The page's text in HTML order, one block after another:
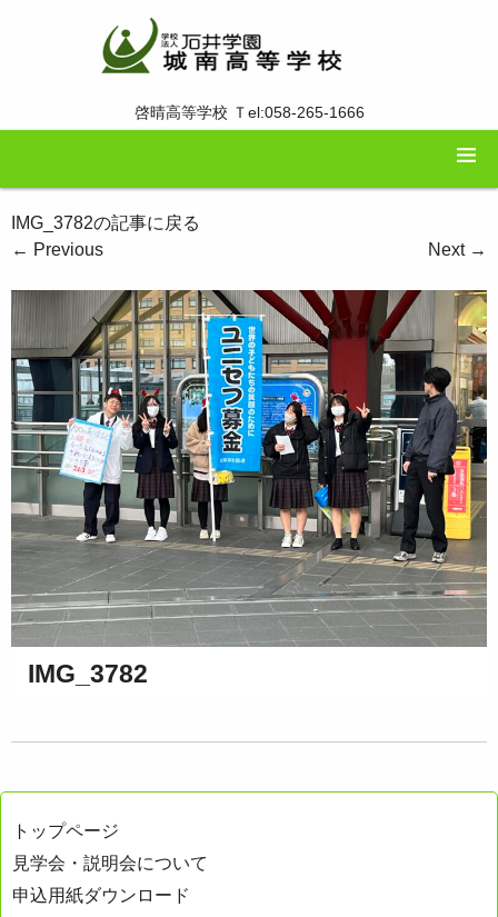
啓晴高等学校 Ｔel:058-265-1666
IMG_3782の記事に戻る
← Previous Next →
IMG_3782
トップページ
見学会・説明会について
申込用紙ダウンロード